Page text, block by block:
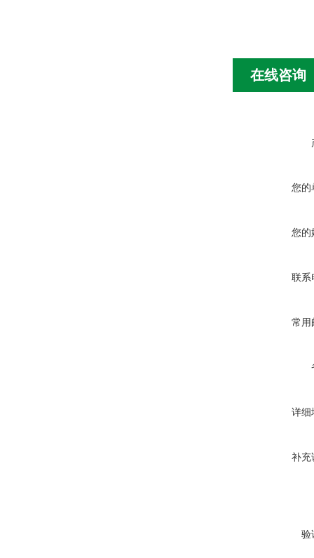
在线咨询
您的
您的
联系
常用
详细
补充
验